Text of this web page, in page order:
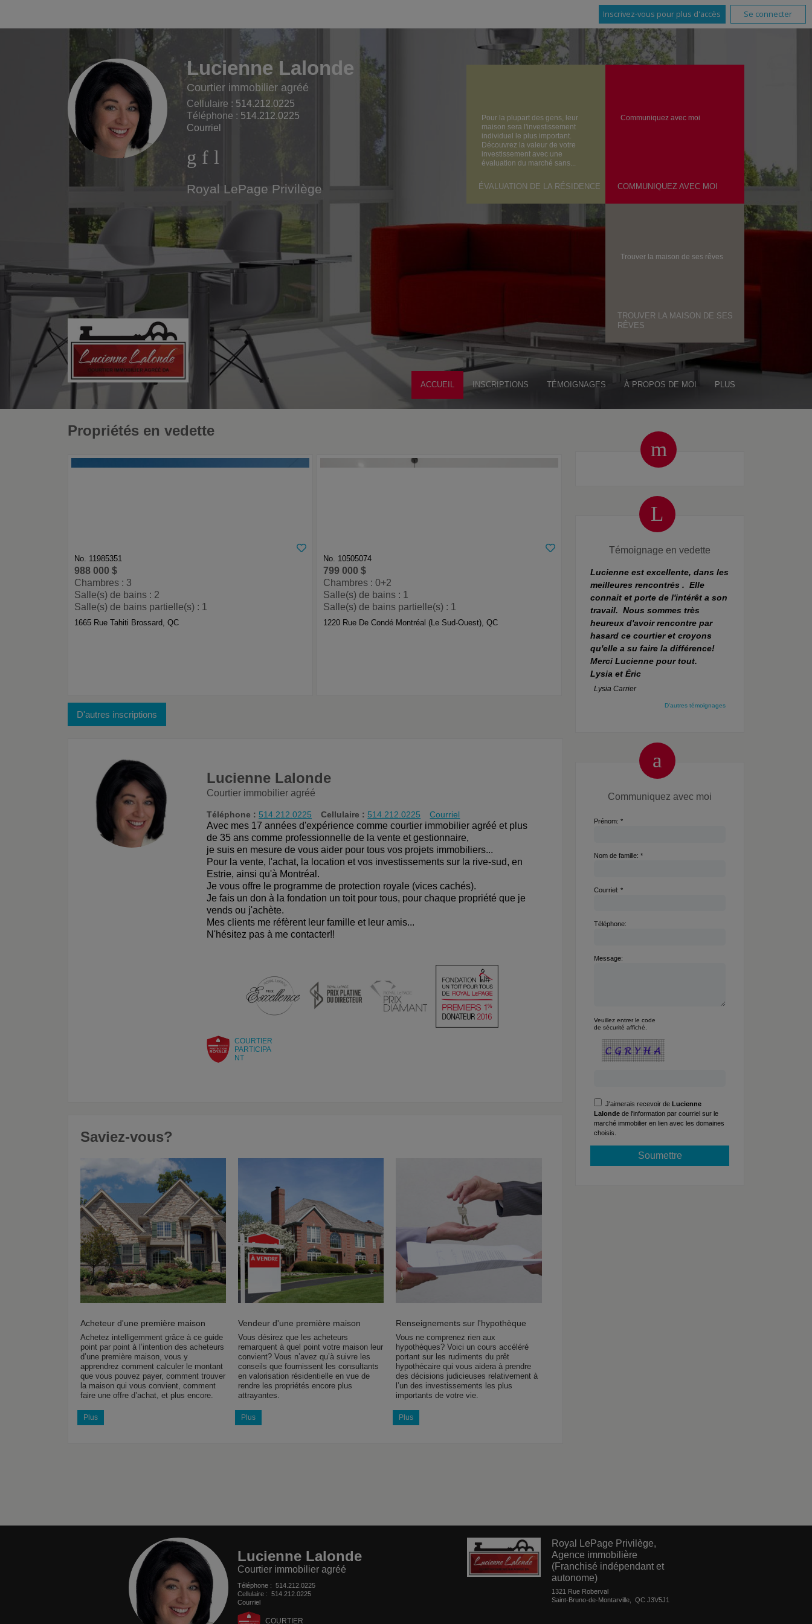
Inscrivez-vous pour plus d'accès Se connecter
Lucienne Lalonde
Courtier immobilier agréé
Cellulaire : 514.212.0225
Téléphone : 514.212.0225
Courriel
Royal LePage Privilège COMMUNIQUEZ AVEC MOI
Communiquez avec moi
ÉVALUATION DE LA RÉSIDENCE
Pour la plupart des gens, leur
maison sera l'investissement
individuel le plus important.
Découvrez la valeur de votre
investissement avec une
évaluation du marché sans...
TROUVER LA MAISON DE SES
RÊVES
Trouver la maison de ses rêves
ACCUEIL INSCRIPTIONS TÉMOIGNAGES À PROPOS DE MOI PLUS
Propriétés en vedette
No. 11985351
988 000 $
Chambres : 3
Salle(s) de bains : 2
Salle(s) de bains partielle(s) : 1
1665 Rue Tahiti Brossard, QC
No. 10505074
799 000 $
Chambres : 0+2
Salle(s) de bains : 1
Salle(s) de bains partielle(s) : 1
1220 Rue De Condé Montréal (Le Sud-Ouest), QC
D'autres inscriptions
Lucienne Lalonde
Courtier immobilier agréé
Téléphone : 514.212.0225 Cellulaire : 514.212.0225 Courriel
Avec mes 17 années d'expérience comme courtier immobilier agréé et plus
de 35 ans comme professionnelle de la vente et gestionnaire,
je suis en mesure de vous aider pour tous vos projets immobiliers...
Pour la vente, l'achat, la location et vos investissements sur la rive-sud, en
Estrie, ainsi qu'à Montréal.
Je vous offre le programme de protection royale (vices cachés).
Je fais un don à la fondation un toit pour tous, pour chaque propriété que je
vends ou j'achète.
Mes clients me réfèrent leur famille et leur amis...
N'hésitez pas à me contacter!!
COURTIER
PARTICIPA
NT
Saviez-vous?
Acheteur d'une première maison
Achetez intelligemment grâce à ce guide
point par point à l’intention des acheteurs
d’une première maison, vous y
apprendrez comment calculer le montant
que vous pouvez payer, comment trouver
la maison qui vous convient, comment
faire une offre d’achat, et plus encore.
Plus
Vendeur d'une première maison
Vous désirez que les acheteurs
remarquent à quel point votre maison leur
convient? Vous n’avez qu’à suivre les
conseils que fournissent les consultants
en valorisation résidentielle en vue de
rendre les propriétés encore plus
attrayantes.
Plus
Renseignements sur l'hypothèque
Vous ne comprenez rien aux
hypothèques? Voici un cours accéléré
portant sur les rudiments du prêt
hypothécaire qui vous aidera à prendre
des décisions judicieuses relativement à
l’un des investissements les plus
importants de votre vie.
Plus
Témoignage en vedette
Lucienne est excellente, dans les
meilleures rencontrés . Elle
connait et porte de l'intérêt a son
travail. Nous sommes très
heureux d'avoir rencontre par
hasard ce courtier et croyons
qu'elle a su faire la différence!
Merci Lucienne pour tout.
Lysia et Éric
Lysia Carrier
D'autres témoignages
Communiquez avec moi
Prénom: *
Nom de famille: *
Courriel: *
Téléphone:
Message:
Veuillez entrer le code
de sécurité affiché.
J'aimerais recevoir deLucienne
Lalonde de l'information par courriel sur le
marché immobilier en lien avec les domaines
choisis.
Lucienne Lalonde
Courtier immobilier agréé
Téléphone : 514.212.0225
Cellulaire : 514.212.0225
Courriel
COURTIER
Royal LePage Privilège,
Agence immobilière
(Franchisé indépendant et
autonome)
1321 Rue Roberval
Saint-Bruno-de-Montarville, QC J3V5J1